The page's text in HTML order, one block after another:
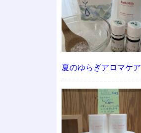
夏のゆらぎアロマケア